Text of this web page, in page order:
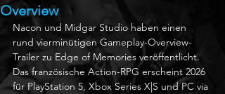
Overview
Nacon und Midgar Studio haben einen
rund vierminütigen Gameplay-Overview-
Trailer zu Edge of Memories veröffentlicht.
Das französische Action-RPG erscheint 2026
für PlayStation 5, Xbox Series X|S und PC via